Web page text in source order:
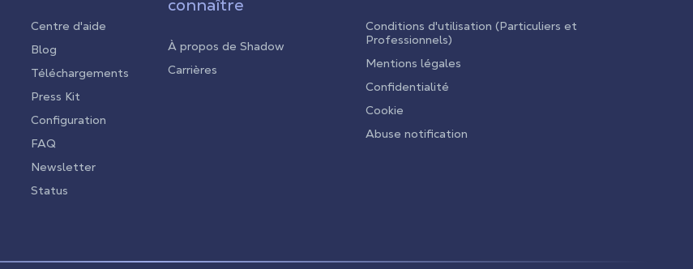
Centre d'aide
Blog
Téléchargements
Press Kit
Configuration
FAQ
Newsletter
Status
connaître
À propos de Shadow
Carrières
Conditions d'utilisation (Particuliers et
Professionnels)
Mentions légales
Confidentialité
Cookie
Abuse notification